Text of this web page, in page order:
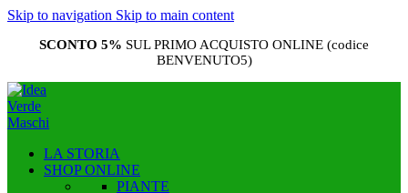
Skip to navigation Skip to main content
SCONTO 5% SUL PRIMO ACQUISTO ONLINE (codice
BENVENUTO5)
LA STORIA
SHOP ONLINE
PIANTE